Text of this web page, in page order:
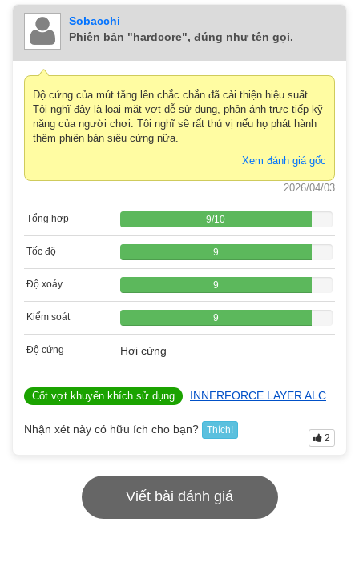
Sobacchi
Phiên bản "hardcore", đúng như tên gọi.
Độ cứng của mút tăng lên chắc chắn đã cải thiện hiệu suất.
Tôi nghĩ đây là loại mặt vợt dễ sử dụng, phản ánh trực tiếp kỹ
năng của người chơi. Tôi nghĩ sẽ rất thú vị nếu họ phát hành
thêm phiên bản siêu cứng nữa.
Xem đánh giá gốc
2026/04/03
Tổng hợp 9/10
Tốc độ 9
Độ xoáy 9
Kiểm soát 9
Độ cứng Hơi cứng
Cốt vợt khuyến khích sử dụng INNERFORCE LAYER ALC
Nhận xét này có hữu ích cho bạn? Thích!
2
Viết bài đánh giá